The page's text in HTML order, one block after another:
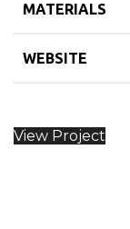
MATERIALS
WEBSITE
View Project